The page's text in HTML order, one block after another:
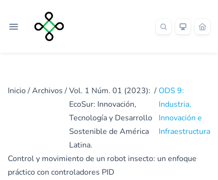
Inicio/Archivos /Vol. 1 Núm. 01 (2023):
EcoSur: Innovación,
Tecnología y Desarrollo
Sostenible de América
Latina.
/ ODS 9:
Industria,
Innovación e
Infraestructura
Control y movimiento de un robot insecto: un enfoque
práctico con controladores PID